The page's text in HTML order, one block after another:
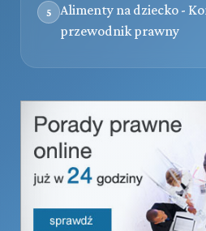
5
Alimenty na dziecko -
przewodnik prawny